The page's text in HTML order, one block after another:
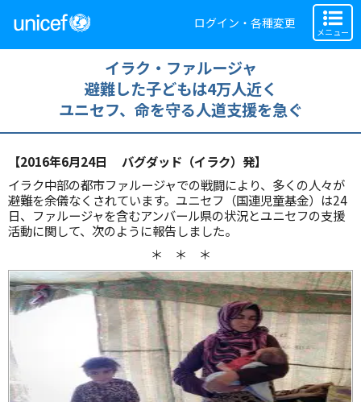
ログイン・各種変更
メニュー
イラク・ファルージャ
避難した子どもは4万人近く
ユニセフ、命を守る人道支援を急ぐ
【2016年6月24日 バグダッド（イラク）発】
イラク中部の都市ファルージャでの戦闘により、多くの人々が
避難を余儀なくされています。ユニセフ（国連児童基金）は24
日、ファルージャを含むアンバール県の状況とユニセフの支援
活動に関して、次のように報告しました。
＊ ＊ ＊